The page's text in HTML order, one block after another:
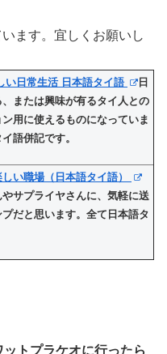
ます。宜しくお願いし
い日常生活 日本語タイ語
日
または興味が有るタイ人との
用に使えるものになっていま
語併記です。
い職場（日本語タイ語）
サプライヤさんに、気軽に送
だと思います。全て日本語タ
ットプラケオに行ったら